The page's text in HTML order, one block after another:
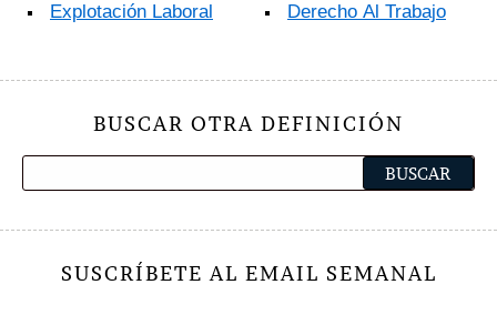
Explotación Laboral Derecho Al Trabajo
BUSCAR OTRA DEFINICIÓN
SUSCRÍBETE AL EMAIL SEMANAL